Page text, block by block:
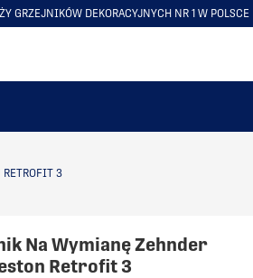
GRZEJNIKÓW DEKORACYJNYCH NR 1 W POLSCE
RETROFIT 3
Na Wymianę Zehnder
Retrofit 3